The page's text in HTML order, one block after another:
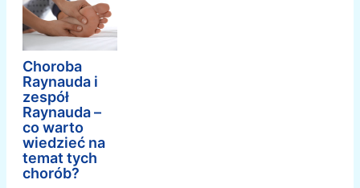
Choroba
Raynauda i
zespół
Raynauda –
co warto
wiedzieć na
temat tych
chorób?